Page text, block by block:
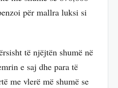
për mallra luksi si
të njëjtën shumë në
e saj dhe para të
me vlerë më shumë se